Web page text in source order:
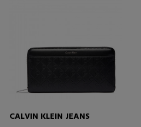
CALVIN KLEIN JEANS